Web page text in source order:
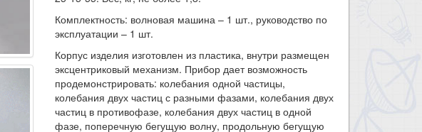
Комплектность: волновая машина – 1 шт., руководство по
эксплуатации – 1 шт.
Корпус изделия изготовлен из пластика, внутри размещен
эксцентриковый механизм. Прибор дает возможность
продемонстрировать: колебания одной частицы,
колебания двух частиц с разными фазами, колебания двух
частиц в противофазе, колебания двух частиц в одной
фазе, поперечную бегущую волну, продольную бегущую